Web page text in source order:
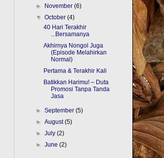
► November(6)
▼October(4)
40 Hari Terakhir
...Bersamanya
Akhirnya Nongol Juga
(Episode Melahirkan
Normal)
Pertama & Terakhir Kali
Batikkan Harimu! – Duta
Promosi Tanpa Tanda
Jasa
►September(5)
►August(5)
►July(2)
►June(2)